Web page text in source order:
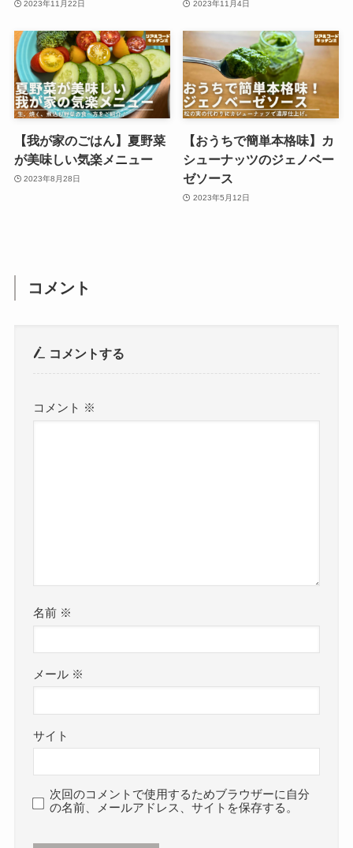
2023年11月22日 2023年11月4日
【我が家のごはん】夏野菜
が美味しい気楽メニュー
2023年8月28日
【おうちで簡単本格味】カ
シューナッツのジェノベー
ゼソース
2023年5月12日
コメント
コメントする
コメント ※
名前 ※
メール ※
サイト
次回のコメントで使用するためブラウザーに自分
の名前、メールアドレス、サイトを保存する。